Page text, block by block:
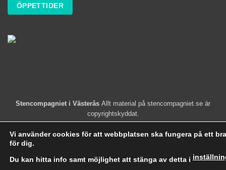
ÖPPETTIDER
Stencompagniet i Västerås Allt material på stencompagniet.se är
copyrightskyddat.
Vi använder cookies för att webbplatsen ska fungera på ett
för dig.
Du kan hitta info samt möjlighet att stänga av detta i